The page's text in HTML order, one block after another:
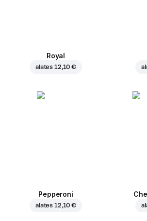
Royal
alates 12,10 €
Pepperoni
alates 12,10 €